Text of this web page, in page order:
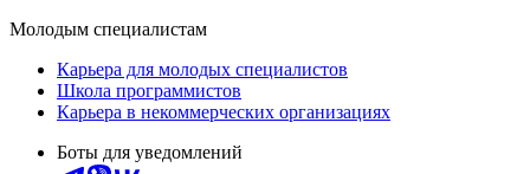
Молодым специалистам
Карьера для молодых специалистов
Школа программистов
Карьера в некоммерческих организациях
Боты для уведомлений